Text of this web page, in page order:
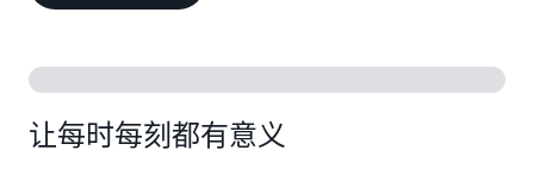
让每时每刻都有意义